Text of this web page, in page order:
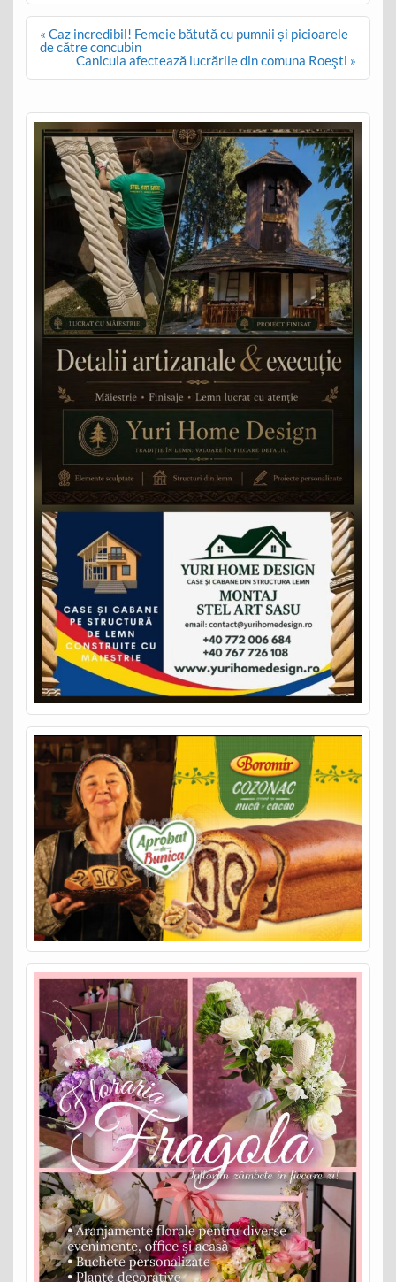
Post
navigation
« Caz incredibil! Femeie bătută cu pumnii și picioarele
de către concubin
Canicula afectează lucrările din comuna Roeşti »